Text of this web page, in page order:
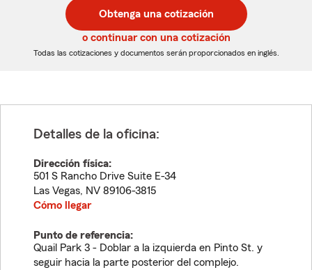
de
5
dígitos
de
5
dígitos
Obtenga una cotización
o continuar con una cotización
Todas las cotizaciones y documentos serán proporcionados en inglés.
Detalles de la oficina:
Dirección física:
501 S Rancho Drive Suite E-34
Las Vegas, NV 89106-3815
Cómo llegar
Punto de referencia:
Quail Park 3 - Doblar a la izquierda en Pinto St. y
seguir hacia la parte posterior del complejo.